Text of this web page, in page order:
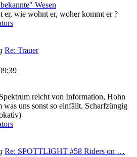
Wesen
er, wie wohnt er, woher kommt er ?
Re: Trauer
reicht von Information, Hohn
was uns sonst so einfällt. Scharfzüngig
Re: SPOTTLIGHT #58 Riders on …